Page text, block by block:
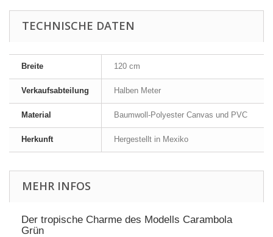
TECHNISCHE DATEN
Breite 120 cm
Verkaufsabteilung Halben Meter
Material Baumwoll-Polyester Canvas und PVC
Herkunft Hergestellt in Mexiko
MEHR INFOS
Der tropische Charme des Modells Carambola
Grün